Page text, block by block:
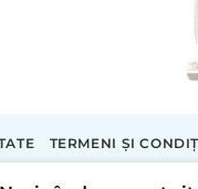
TERMENI ȘI